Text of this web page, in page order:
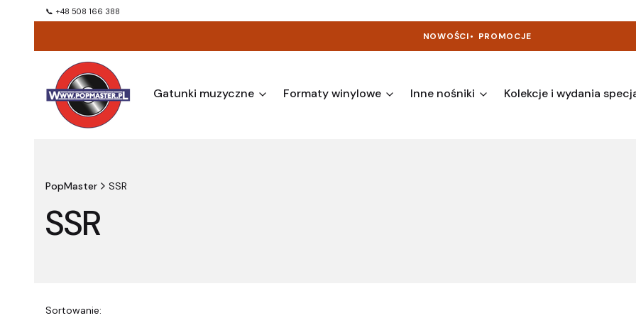
📞 +48 508 166 388
NOWOŚCI• PROMOCJE
Gatunki muzyczne Formaty winylowe Inne nośniki Kolekcje i wydania
PopMaster SSR
SSR
Sortowanie: